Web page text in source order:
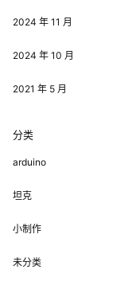
2024 年 11 月
2024 年 10 月
2021 年 5 月
分类
arduino
坦克
小制作
未分类